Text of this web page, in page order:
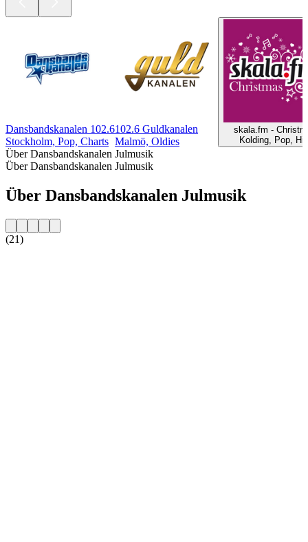
Dansbandskanalen 102.6
Stockholm, Pop, Charts
102.6 Guldkanalen
Malmö, Oldies
skala.fm -
Kolding, Pop,
Über Dansbandskanalen Julmusik
Über Dansbandskanalen Julmusik
Über Dansbandskanalen Julmusik
(21)